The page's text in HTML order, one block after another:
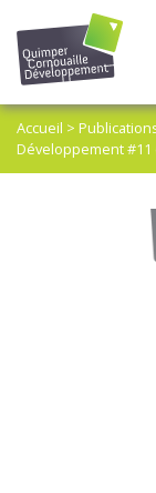
Accueil >
Développement #11